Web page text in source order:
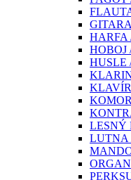
HARFA
HOBOJ
HUSLE
LESNÝ
LUTNA
ORGAN